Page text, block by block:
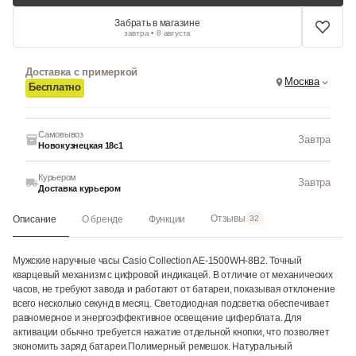
Забрать в магазине
завтра • 8 августа
Доставка с примеркой
Бесплатно
Москва
Самовывоз
Новокузнецкая 18с1
Завтра
Курьером
Доставка курьером
Завтра
Описание О бренде Функции Отзывы 32
Мужские наручные часы Casio Collection AE-1500WH-8B2. Точный
кварцевый механизм с цифровой индикацей. В отличие от механических
часов, не требуют завода и работают от батареи, показывая отклонение
всего несколько секунд в месяц. Светодиодная подсветка обеспечивает
равномерное и энергоэффективное освещение циферблата. Для
активации обычно требуется нажатие отдельной кнопки, что позволяет
экономить заряд батареи.Полимерный ремешок. Натуральный